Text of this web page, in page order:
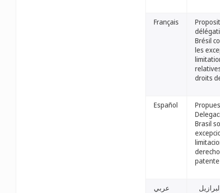
Français
Brésil
les
droits
Español
Brasil
patente
عربي